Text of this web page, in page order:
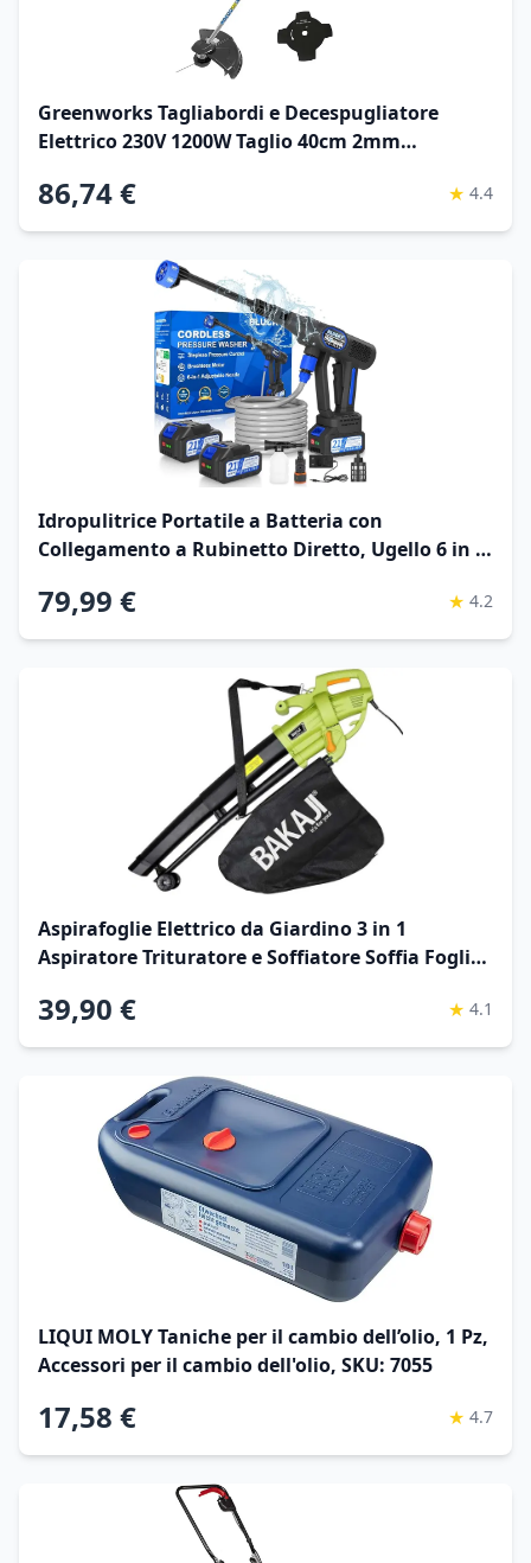
Greenworks Tagliabordi e Decespugliatore
Elettrico 230V 1200W Taglio 40cm 2mm
Potenza Motore GST1246
86,74 € ★ 4.4
Idropulitrice Portatile a Batteria con
Collegamento a Rubinetto Diretto, Ugello 6 in 1
Auto e Pulizie Esterne
79,99 € ★ 4.2
Aspirafoglie Elettrico da Giardino 3 in 1
Aspiratore Trituratore e Soffiatore Soffia Foglie
Rotelle e Tracolla per Manutenzione Spazi
Esterni
39,90 € ★ 4.1
LIQUI MOLY Taniche per il cambio dell’olio, 1 Pz,
Accessori per il cambio dell'olio, SKU: 7055
17,58 € ★ 4.7